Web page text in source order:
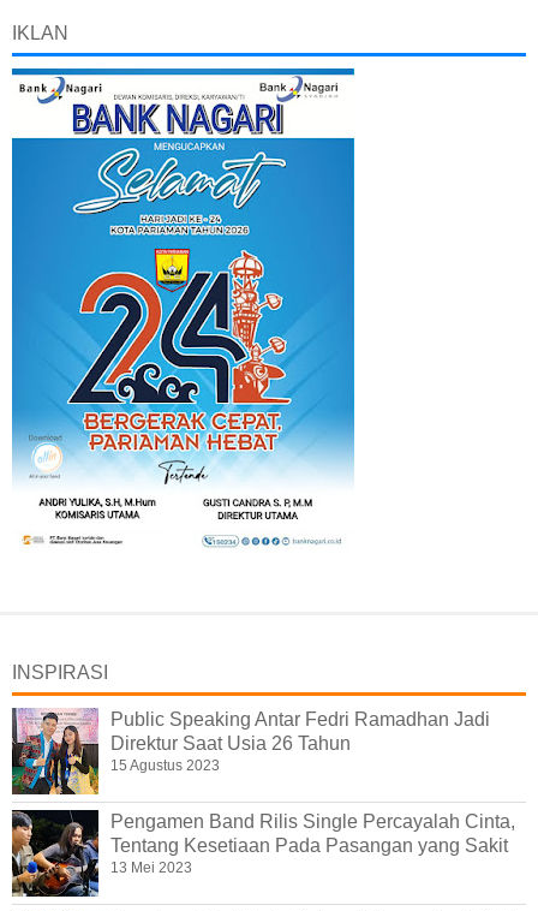
IKLAN
INSPIRASI
Public Speaking Antar Fedri Ramadhan Jadi
Direktur Saat Usia 26 Tahun
15 Agustus 2023
Pengamen Band Rilis Single Percayalah Cinta,
Tentang Kesetiaan Pada Pasangan yang Sakit
13 Mei 2023